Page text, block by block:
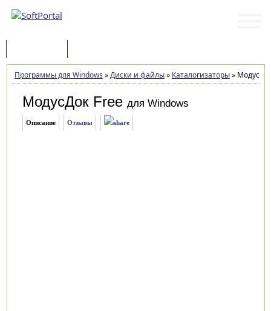
Программы для Windows »Диски и файлы» Каталогизаторы»
МодусДок Free для Windows
Описание Отзывы